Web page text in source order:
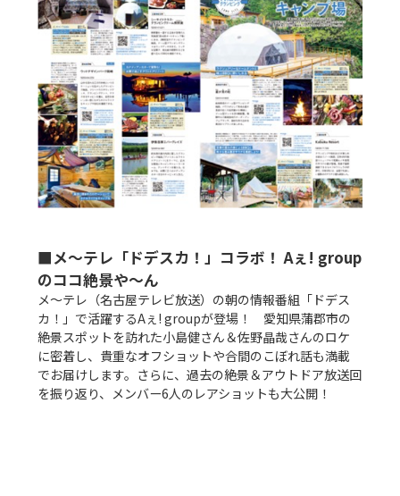
■メ～テレ「ドデスカ！」コラボ！ Aぇ! group
のココ絶景や～ん
メ～テレ（名古屋テレビ放送）の朝の情報番組「ドデス
カ！」で活躍するAぇ! groupが登場！　愛知県蒲郡市の
絶景スポットを訪れた小島健さん＆佐野晶哉さんのロケ
に密着し、貴重なオフショットや合間のこぼれ話も満載
でお届けします。さらに、過去の絶景＆アウトドア放送回
を振り返り、メンバー6人のレアショットも大公開！